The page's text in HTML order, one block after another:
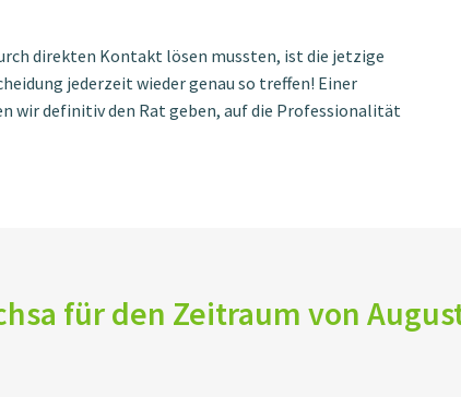
direkten Kontakt lösen mussten, ist die jetzige
jederzeit wieder genau so treffen! Einer
wir definitiv den Rat geben, auf die Professionalität
für den Zeitraum von